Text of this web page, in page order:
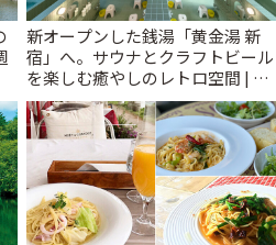
新オープンした銭湯「黄金湯 新
宿」へ。サウナとクラフトビール
を楽しむ癒やしのレトロ空間 | こ
とりっぷ